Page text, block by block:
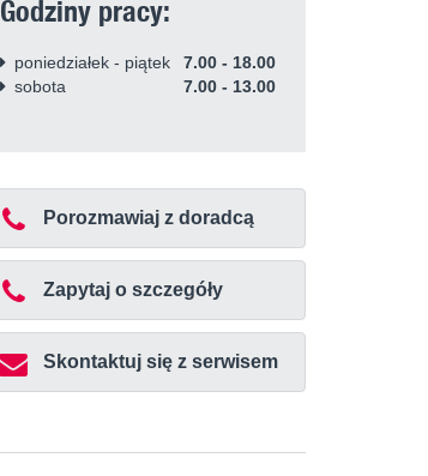
Godziny pracy:
poniedziałek - piątek
7.00 - 18.00
sobota
7.00 - 13.00
Porozmawiaj z doradcą
Zapytaj o szczegóły
Skontaktuj się z serwisem